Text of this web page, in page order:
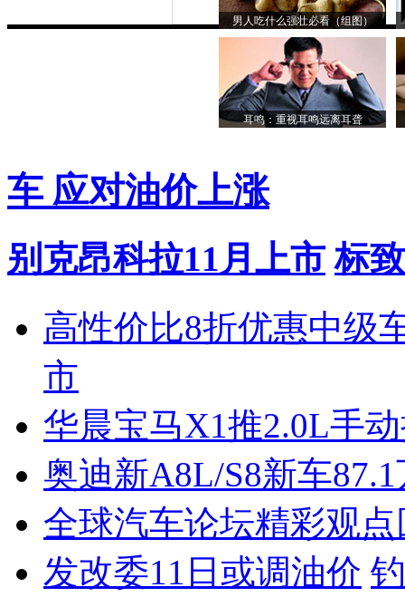
男人吃什么强壮必看（组图）
耳鸣：重视耳鸣远离耳聋
车 应对油价上涨
别克昂科拉11月上市 标
高性价比8折优惠中级
市
华晨宝马X1推2.0L手
奥迪新A8L/S8新车
全球汽车论坛精彩观点
发改委11日或调油价